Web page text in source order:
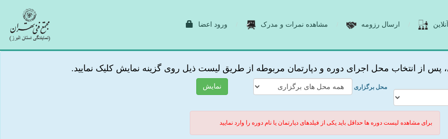
ورود اعضا مشاهده نمرات و مدرک ارسال رزومه
پس از انتخاب محل اجرای دوره و دپارتمان مربوطه از طریق لیست ذیل روی گزینه نمایش کلیک نمایید.
محل برگزاری
برای مشاهده لیست دوره ها حداقل باید یکی از فیلدهای دپارتمان یا نام دوره را وارد نمایید